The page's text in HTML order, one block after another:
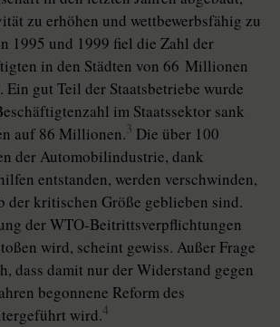
zu erhöhen und wettbewerbsfähig zu
1995 und 1999 fiel die Zahl der
in den Städten von 66 Millionen
gut Teil der Staatsbetriebe wurde
im Staatssektor sank
auf 86 Millionen.3 Die über 100
der Automobilindustrie, dank
entstanden, werden verschwinden,
der kritischen Größe geblieben sind.
der WTO-Beitrittsverpflichtungen
wird, scheint gewiss. Außer Frage
dass damit nur der Widerstand gegen
begonnene Reform des
wird.4